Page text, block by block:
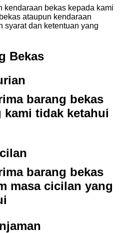
kendaraan bekas kepada kami
ataupun kendaraan
syarat dan ketentuan yang
Bekas
barang bekas
tidak ketahui
barang bekas
masa cicilan yang